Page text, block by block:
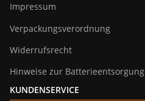
Impressum
Verpackungsverordnung
Widerrufsrecht
Hinweise zur Batterieentsorgung
KUNDENSERVICE